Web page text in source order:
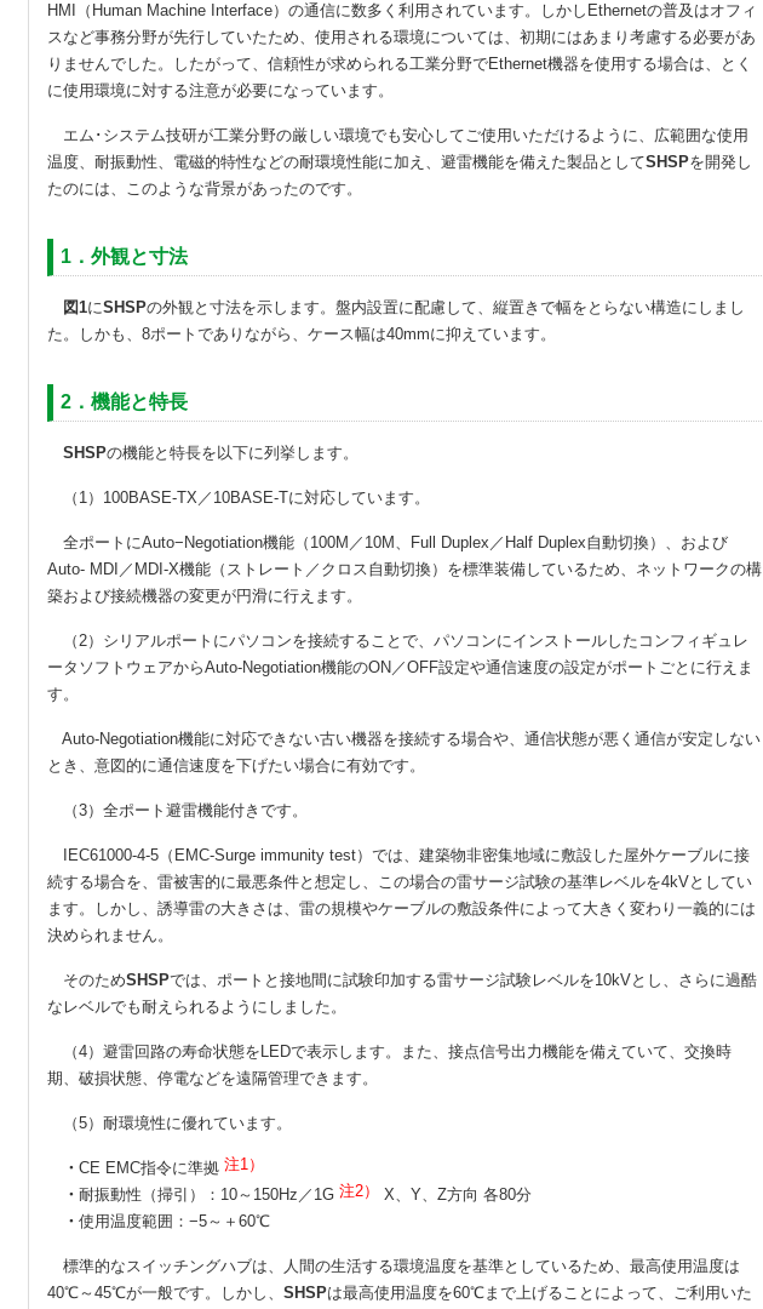
HMI（Human Machine Interface）の通信に数多く利用されています。しかしEthernetの普及はオフィ
スなど事務分野が先行していたため、使用される環境については、初期にはあまり考慮する必要があ
りませんでした。したがって、信頼性が求められる工業分野でEthernet機器を使用する場合は、とく
に使用環境に対する注意が必要になっています。
エム･システム技研が工業分野の厳しい環境でも安心してご使用いただけるように、広範囲な使用
温度、耐振動性、電磁的特性などの耐環境性能に加え、避雷機能を備えた製品としてSHSPを開発し
たのには、このような背景があったのです。
1．外観と寸法
図1にSHSPの外観と寸法を示します。盤内設置に配慮して、縦置きで幅をとらない構造にしまし
た。しかも、8ポートでありながら、ケース幅は40mmに抑えています。
2．機能と特長
SHSPの機能と特長を以下に列挙します。
（1）100BASE-TX／10BASE-Tに対応しています。
全ポートにAuto−Negotiation機能（100M／10M、Full Duplex／Half Duplex自動切換）、および
Auto- MDI／MDI-X機能（ストレート／クロス自動切換）を標準装備しているため、ネットワークの構
築および接続機器の変更が円滑に行えます。
（2）シリアルポートにパソコンを接続することで、パソコンにインストールしたコンフィギュレ
ータソフトウェアからAuto-Negotiation機能のON／OFF設定や通信速度の設定がポートごとに行えま
す。
Auto-Negotiation機能に対応できない古い機器を接続する場合や、通信状態が悪く通信が安定しない
とき、意図的に通信速度を下げたい場合に有効です。
（3）全ポート避雷機能付きです。
IEC61000-4-5（EMC-Surge immunity test）では、建築物非密集地域に敷設した屋外ケーブルに接
続する場合を、雷被害的に最悪条件と想定し、この場合の雷サージ試験の基準レベルを4kVとしてい
ます。しかし、誘導雷の大きさは、雷の規模やケーブルの敷設条件によって大きく変わり一義的には
決められません。
そのためSHSPでは、ポートと接地間に試験印加する雷サージ試験レベルを10kVとし、さらに過酷
なレベルでも耐えられるようにしました。
（4）避雷回路の寿命状態をLEDで表示します。また、接点信号出力機能を備えていて、交換時
期、破損状態、停電などを遠隔管理できます。
（5）耐環境性に優れています。
・ CE EMC指令に準拠 注1）
・ 耐振動性（掃引）：10～150Hz／1G 注2）
X、Y、Z方向 各80分
・ 使用温度範囲：−5～＋60℃
標準的なスイッチングハブは、人間の生活する環境温度を基準としているため、最高使用温度は
40℃～45℃が一般です。しかし、 SHSPは最高使用温度を60℃まで上げることによって、ご利用いた